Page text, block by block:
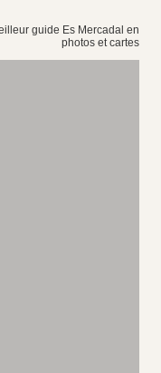
guide Es Mercadal en
photos et cartes